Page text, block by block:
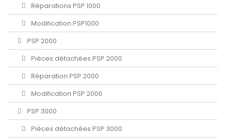
Réparations PSP 1000
Modification PSP1000
PSP 2000
Pièces détachées PSP 2000
Réparation PSP 2000
Modification PSP 2000
PSP 3000
Pièces détachées PSP 3000